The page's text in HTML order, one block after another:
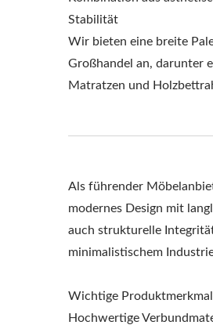
Stabilität
Wir bieten eine breite
Großhandel an, darunter
Matratzen und
Als führender
modernes Design mit
auch strukturelle
minimalistischem
Wichtige
Hochwertige